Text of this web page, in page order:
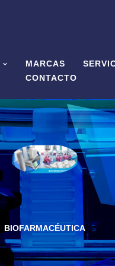
MARCAS
CONTACTO
BIOFARMACÉUTICA